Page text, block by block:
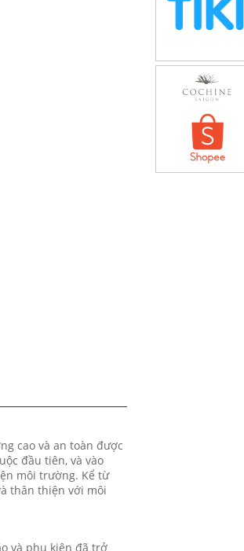
cao và an toàn được
đầu tiên, và vào
môi trường. Kể từ
thân thiện với môi
và phụ kiện đã trở